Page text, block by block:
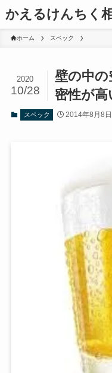
かえるけんちく
ホーム スペック
壁の中
密性が高
2020
10/28
スペック 2014年8月8日